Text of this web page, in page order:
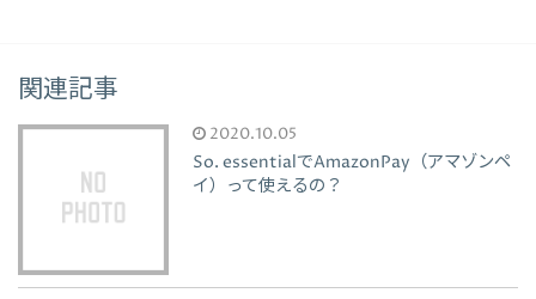
関連記事
2020.10.05
So. essentialでAmazonPay（アマゾンペ
イ）って使えるの？